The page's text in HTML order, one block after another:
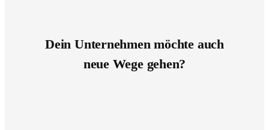
Dein Unternehmen möchte auch
neue Wege gehen?